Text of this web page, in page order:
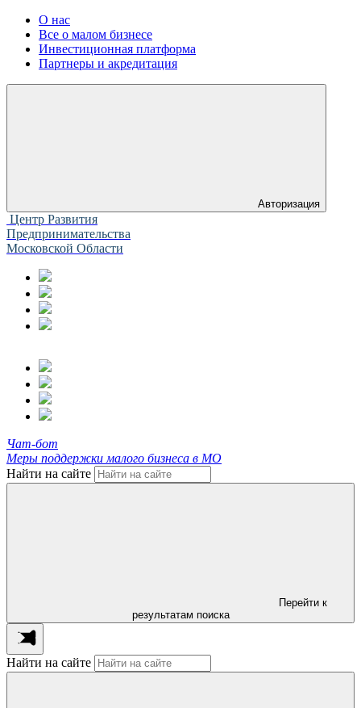
О нас
Все о малом бизнесе
Инвестиционная платформа
Партнеры и акредитация
Авторизация
Центр Развития
Предпринимательства
Московской Области
Чат-бот
Меры поддержки малого бизнеса в МО
Найти на сайте
Перейти к
результатам поиска
Найти на сайте